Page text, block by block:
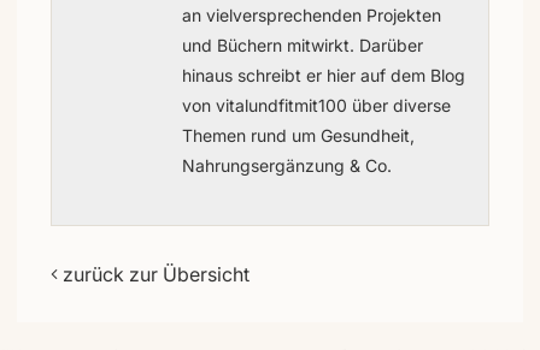
an vielversprechenden Projekten
und Büchern mitwirkt. Darüber
hinaus schreibt er hier auf dem Blog
von vitalundfitmit100 über diverse
Themen rund um Gesundheit,
Nahrungsergänzung & Co.
zurück zur Übersicht